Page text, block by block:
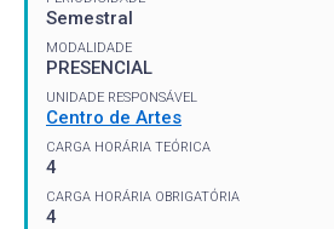
Semestral
MODALIDADE
PRESENCIAL
UNIDADE RESPONSÁVEL
Centro de Artes
CARGA HORÁRIA TEÓRICA
4
CARGA HORÁRIA OBRIGATÓRIA
4